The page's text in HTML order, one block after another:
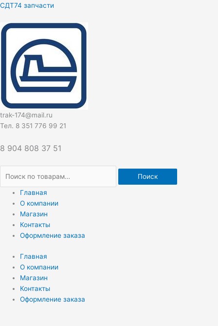
Перейти
содержимому
СДТ74 запчасти
trak-174@mail.ru
Тел. 8 351 776 99 21
8 904 808 37 51
Искать:
Поиск
Главная
О компании
Магазин
Контакты
Оформление заказа
Главная
О компании
Магазин
Контакты
Оформление заказа